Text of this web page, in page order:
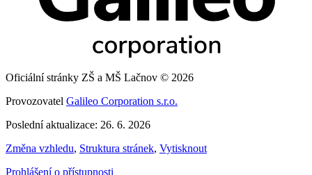
Oficiální stránky ZŠ a MŠ Lačnov © 2026
Provozovatel Galileo Corporation s.r.o.
Poslední aktualizace: 26. 6. 2026
Změna vzhledu, Struktura stránek, Vytisknout
Prohlášení o přístupnosti